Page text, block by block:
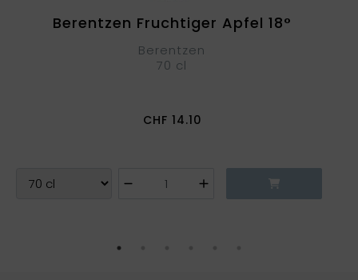
Berentzen Fruchtiger Apfel 18°
Berentzen
70 cl
CHF 14.10